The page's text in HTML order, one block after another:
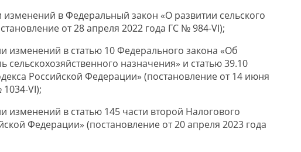
изменений в Федеральный закон «О развитии сельского
от 28 апреля 2022 года ГС № 984-VI);
изменений в статью 10 Федерального закона «Об
сельскохозяйственного назначения» и статью 39.10
Российской Федерации» (постановление от 14 июня
VI);
изменений в статью 145 части второй Налогового
Федерации» (постановление от 20 апреля 2023 года